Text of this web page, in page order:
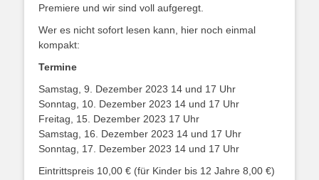
Premiere und wir sind voll aufgeregt.
Wer es nicht sofort lesen kann, hier noch einmal
kompakt:
Termine
Samstag, 9. Dezember 2023 14 und 17 Uhr
Sonntag, 10. Dezember 2023 14 und 17 Uhr
Freitag, 15. Dezember 2023 17 Uhr
Samstag, 16. Dezember 2023 14 und 17 Uhr
Sonntag, 17. Dezember 2023 14 und 17 Uhr
Eintrittspreis 10,00 € (für Kinder bis 12 Jahre 8,00 €)